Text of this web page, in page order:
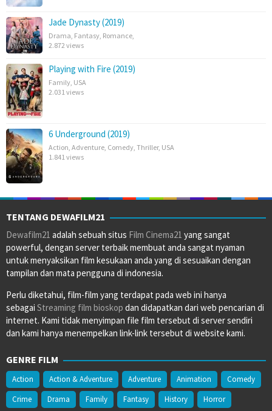
Jade Dynasty (2019)
Drama Fantasy Romance
2.872 views
Playing with Fire (2019)
Family USA
2.031 views
6 Underground (2019)
Action Adventure Comedy Thriller, USA
1.841 views
TENTANG DEWAFILM21
Dewafilm21 adalah sebuah situs Film Cinema21 yang sangat
powerful, dengan server terbaik membuat anda sangat nyaman
untuk menyaksikan film kesukaan anda yang di sesuaikan dengan
tampilan dan mata pengguna di indonesia.
Perlu diketahui, film-film yang terdapat pada web ini hanya
sebagai Streaming film bioskop dan didapatkan dari web pencarian di
internet. Kami tidak menyimpan file film tersebut di server sendiri
dan kami hanya menempelkan link-link tersebut di website kami.
GENRE FILM
Action Action & Adventure Adventure Animation
Comedy
Crime
Drama Family Fantasy History Horror